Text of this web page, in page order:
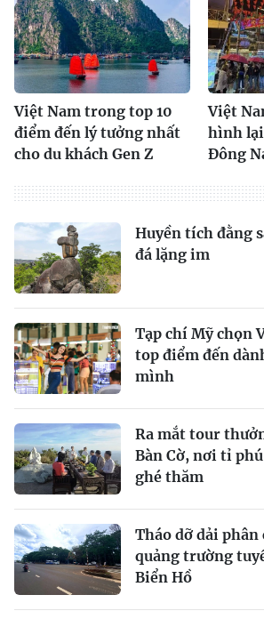
Việt Nam trong top 10
điểm đến lý tưởng nhất
cho du khách Gen Z
Việt
hình
Đông
Huyền tích đằng
đá lặng im
Tạp chí Mỹ chọn
top điểm đến
mình
Ra mắt tour
Bàn Cờ, nơi tỉ
ghé thăm
Tháo dỡ dải phân
quảng trường
Biển Hồ